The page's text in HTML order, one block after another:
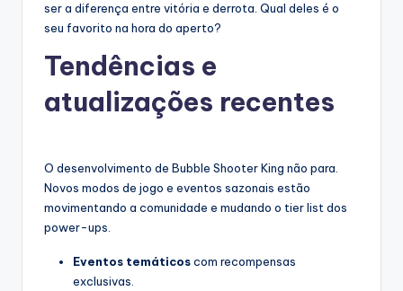
ser a diferença entre vitória e derrota. Qual deles é o
seu favorito na hora do aperto?
Tendências e
atualizações recentes
O desenvolvimento de Bubble Shooter King não para.
Novos modos de jogo e eventos sazonais estão
movimentando a comunidade e mudando o tier list dos
power-ups.
Eventos temáticoscom recompensas
exclusivas.